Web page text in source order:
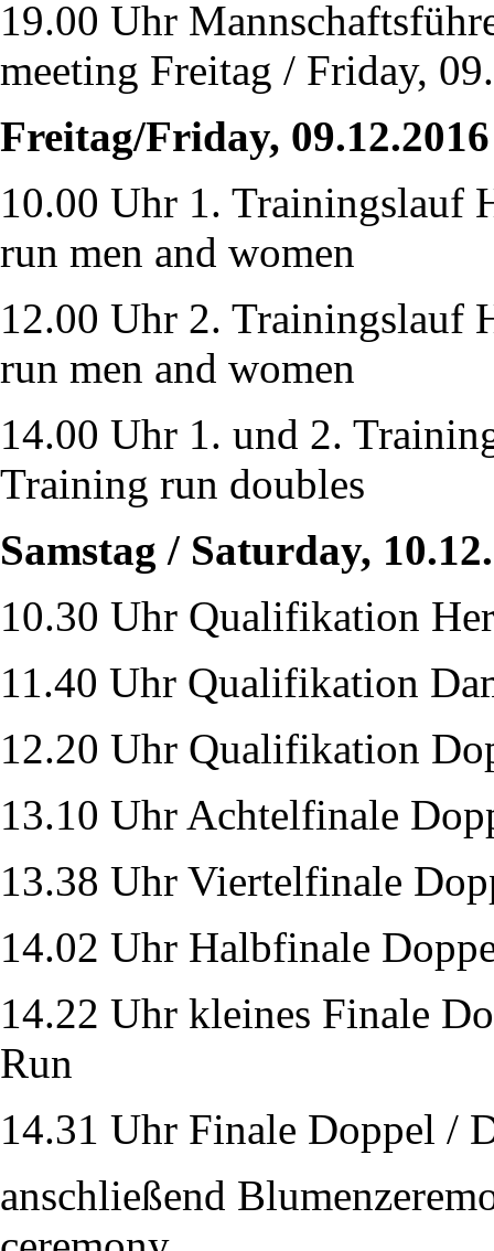
19.00 Uhr
meeting Freitag / Friday,
Freitag/Friday, 09.12.2016
10.00 Uhr 1. Trainingslauf
run men and women
12.00 Uhr 2. Trainingslauf
run men and women
14.00 Uhr 1. und 2.
Training run doubles
Samstag / Saturday,
10.30 Uhr Qualifikation
11.40 Uhr Qualifikation
12.20 Uhr Qualifikation
13.10 Uhr Achtelfinale
13.38 Uhr Viertelfinale
14.02 Uhr Halbfinale
14.22 Uhr kleines Finale
Run
14.31 Uhr Finale Doppel /
anschließend